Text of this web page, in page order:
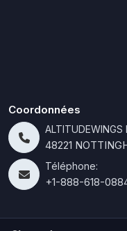
Coordonnées
ALTITUDEWINGS
48221
Téléphone:
+1-888-618-